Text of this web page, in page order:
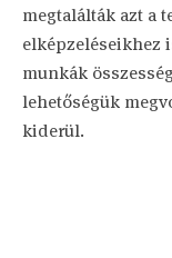
megtalálták azt a
elképzeléseikhez
munkák
lehetőségük
kiderül.